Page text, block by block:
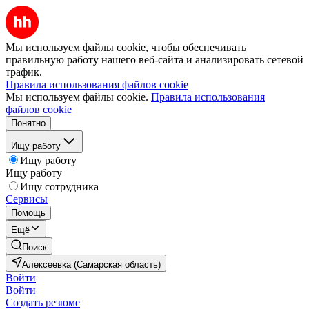
Мы используем файлы cookie, чтобы обеспечивать
правильную работу нашего веб-сайта и анализировать сетевой
трафик.
Правила использования файлов cookie
Мы используем файлы cookie. Правила использования
файлов cookie
Понятно
Ищу работу
Ищу работу
Ищу работу
Ищу сотрудника
Сервисы
Помощь
Ещё
Поиск
Алексеевка (Самарская область)
Войти
Войти
Создать резюме